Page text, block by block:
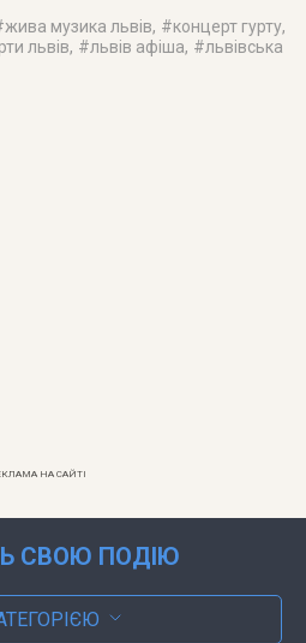
жива музика львів, #концерт гурту,
львів, #львів афіша, #львівська
НА САЙТІ
СВОЮ ПОДІЮ